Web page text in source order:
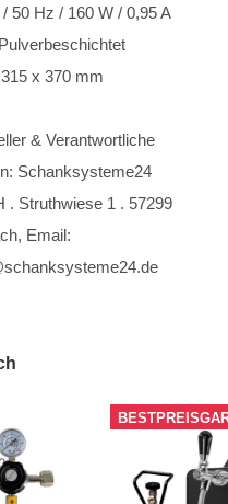
/ 50 Hz / 160 W / 0,95 A
x 370 mm
& Verantwortliche
Schanksysteme24
. Struthwiese 1 . 57299
Email: